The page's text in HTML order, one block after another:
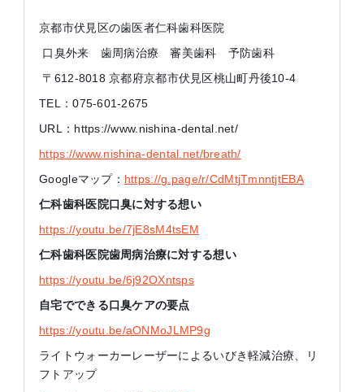
京都市伏見区の歯医者仁科歯科医院
口臭外来 歯周病治療 審美歯科 予防歯科
〒612-8018 京都府京都市伏見区桃山町丹後10-4
TEL：075-601-2675
URL：https://www.nishina-dental.net/
https://www.nishina-dental.net/breath/
Googleマップ： https://g.page/r/CdMtjTmnntjtEBA
仁科歯科医院口臭に対する想い
https://youtu.be/7jE8sM4tsEM
仁科歯科医院歯周病治療に対する想い
https://youtu.be/6j92OXntsps
自宅でできる口臭ケアの要点
https://youtu.be/aONMoJLMP9g
ライトウォーカーレーザーによるいびき軽減治療、リ
フトアップ